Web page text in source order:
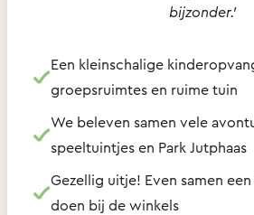
bijzonder.’
Een kleinschalige
groepsruimtes en ruime tuin
We beleven samen vele
speeltuintjes en Park Jutphaas
Gezellig uitje! Even samen
doen bij de winkels